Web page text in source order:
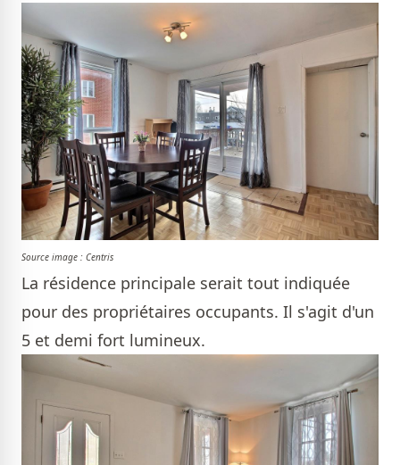
Source image : Centris
La résidence principale serait tout indiquée
pour des propriétaires occupants. Il s'agit d'un
5 et demi fort lumineux.